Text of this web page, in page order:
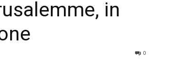
in
0